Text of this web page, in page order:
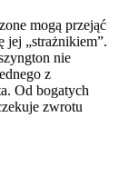
mogą przejąć
jej „strażnikiem”.
nie
z
Od bogatych
zwrotu